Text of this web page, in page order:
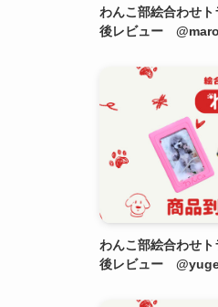
わんこ部絵合わせ
後レビュー
わんこ部絵合わせ
後レビュー